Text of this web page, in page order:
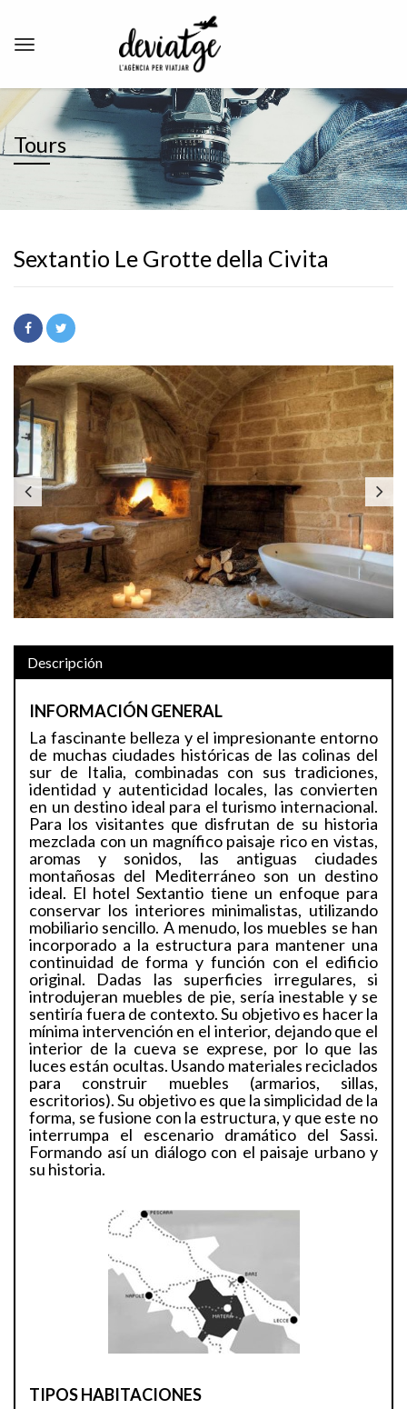
Tours
Sextantio Le Grotte della Civita
Previous Next
Descripción
INFORMACIÓN GENERAL
La fascinante belleza y el impresionante entorno
de muchas ciudades históricas de las colinas del
sur de Italia, combinadas con sus tradiciones,
identidad y autenticidad locales, las convierten
en un destino ideal para el turismo internacional.
Para los visitantes que disfrutan de su historia
mezclada con un magnífico paisaje rico en vistas,
aromas y sonidos, las antiguas ciudades
montañosas del Mediterráneo son un destino
ideal. El hotel Sextantio tiene un enfoque para
conservar los interiores minimalistas, utilizando
mobiliario sencillo. A menudo, los muebles se han
incorporado a la estructura para mantener una
continuidad de forma y función con el edificio
original. Dadas las superficies irregulares, si
introdujeran muebles de pie, sería inestable y se
sentiría fuera de contexto. Su objetivo es hacer la
mínima intervención en el interior, dejando que el
interior de la cueva se exprese, por lo que las
luces están ocultas. Usando materiales reciclados
para construir muebles (armarios, sillas,
escritorios). Su objetivo es que la simplicidad de la
forma, se fusione con la estructura, y que este no
interrumpa el escenario dramático del Sassi.
Formando así un diálogo con el paisaje urbano y
su historia.
TIPOS HABITACIONES